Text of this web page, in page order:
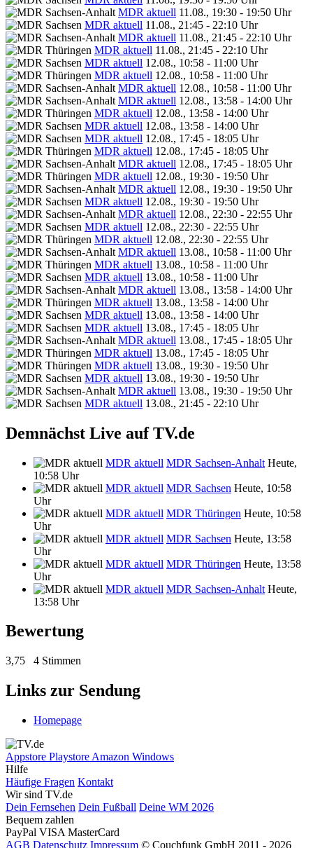
MDR aktuell 11.08., 19:30 - 19:50 Uhr
MDR aktuell 11.08., 21:45 - 22:10 Uhr
MDR aktuell 11.08., 21:45 - 22:10 Uhr
MDR aktuell 11.08., 21:45 - 22:10 Uhr
MDR aktuell 12.08., 10:58 - 11:00 Uhr
MDR aktuell 12.08., 10:58 - 11:00 Uhr
MDR aktuell 12.08., 10:58 - 11:00 Uhr
MDR aktuell 12.08., 13:58 - 14:00 Uhr
MDR aktuell 12.08., 13:58 - 14:00 Uhr
MDR aktuell 12.08., 13:58 - 14:00 Uhr
MDR aktuell 12.08., 17:45 - 18:05 Uhr
MDR aktuell 12.08., 17:45 - 18:05 Uhr
MDR aktuell 12.08., 17:45 - 18:05 Uhr
MDR aktuell 12.08., 19:30 - 19:50 Uhr
MDR aktuell 12.08., 19:30 - 19:50 Uhr
MDR aktuell 12.08., 19:30 - 19:50 Uhr
MDR aktuell 12.08., 22:30 - 22:55 Uhr
MDR aktuell 12.08., 22:30 - 22:55 Uhr
MDR aktuell 12.08., 22:30 - 22:55 Uhr
MDR aktuell 13.08., 10:58 - 11:00 Uhr
MDR aktuell 13.08., 10:58 - 11:00 Uhr
MDR aktuell 13.08., 10:58 - 11:00 Uhr
MDR aktuell 13.08., 13:58 - 14:00 Uhr
MDR aktuell 13.08., 13:58 - 14:00 Uhr
MDR aktuell 13.08., 13:58 - 14:00 Uhr
MDR aktuell 13.08., 17:45 - 18:05 Uhr
MDR aktuell 13.08., 17:45 - 18:05 Uhr
MDR aktuell 13.08., 17:45 - 18:05 Uhr
MDR aktuell 13.08., 19:30 - 19:50 Uhr
MDR aktuell 13.08., 19:30 - 19:50 Uhr
MDR aktuell 13.08., 19:30 - 19:50 Uhr
MDR aktuell 13.08., 21:45 - 22:10 Uhr
Demnächst Live auf TV.de
MDR aktuell MDR Sachsen-Anhalt Heute,
10:58 Uhr
MDR aktuell MDR Sachsen Heute, 10:58
Uhr
MDR aktuell MDR Thüringen Heute, 10:58
Uhr
MDR aktuell MDR Sachsen Heute, 13:58
Uhr
MDR aktuell MDR Thüringen Heute, 13:58
Uhr
MDR aktuell MDR Sachsen-Anhalt Heute,
13:58 Uhr
Bewertung
3,75 4 Stimmen
Links zur Sendung
Homepage
Appstore Playstore Amazon Windows
Hilfe
Häufige Fragen Kontakt
Wir sind TV.de
Dein Fernsehen Dein Fußball Deine WM 2026
Bequem zahlen
PayPal VISA MasterCard
AGB Datenschutz Impressum © Couchfunk GmbH 2011 - 2026